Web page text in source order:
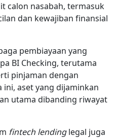
calon nasabah, termasuk
dan kewajiban finansial
pembiayaan yang
BI Checking, terutama
pinjaman dengan
ini, aset yang dijaminkan
utama dibanding riwayat
fintech lendinglegal juga